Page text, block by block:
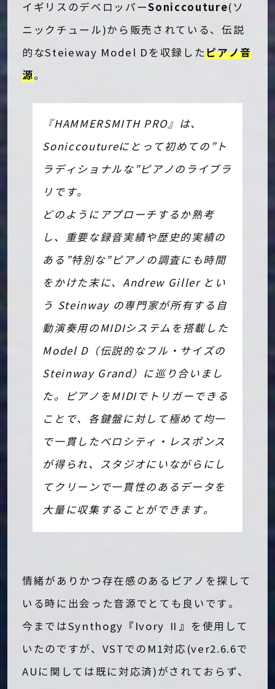
イギリスのデベロッパーSoniccouture(ソ
ニックチュール)から販売されている、伝説
的なSteieway Model Dを収録したピアノ音
源。
『HAMMERSMITH PRO』は、
Soniccoutureにとって初めての”ト
ラディショナルな”ピアノのライブラ
リです。
どのようにアプローチするか熟考
し、重要な録音実績や歴史的実績の
ある”特別な”ピアノの調査にも時間
をかけた末に、Andrew Giller とい
う Steinway の専門家が所有する自
動演奏用のMIDIシステムを搭載した
Model D（伝説的なフル・サイズの
Steinway Grand）に巡り合いまし
た。ピアノをMIDIでトリガーできる
ことで、各鍵盤に対して極めて均一
で一貫したベロシティ・レスポンス
が得られ、スタジオにいながらにし
てクリーンで一貫性のあるデータを
大量に収集することができます。
情緒がありかつ存在感のあるピアノを探して
いる時に出会った音源でとても良いです。
今まではSynthogy『Ivory Ⅱ』を使用して
いたのですが、VSTでのM1対応(ver2.6.6で
AUに関しては既に対応済)がされておらず、